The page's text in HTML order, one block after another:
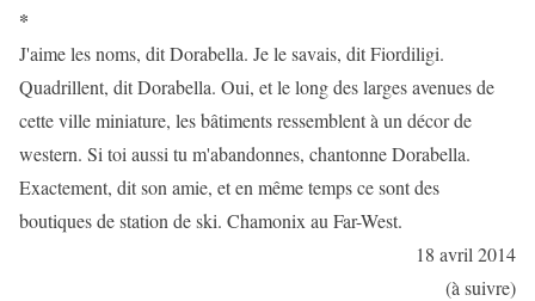
*
J'aime les noms, dit Dorabella. Je le savais, dit Fiordiligi.
Quadrillent, dit Dorabella. Oui, et le long des larges avenues de
cette ville miniature, les bâtiments ressemblent à un décor de
western. Si toi aussi tu m'abandonnes, chantonne Dorabella.
Exactement, dit son amie, et en même temps ce sont des
boutiques de station de ski. Chamonix au Far-West.
18 avril 2014
(à suivre)